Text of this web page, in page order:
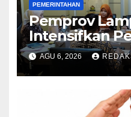
PEMERINTAHAN
Pemprov
Intensifkan
Tuberkulosis
AGU 6, 2026